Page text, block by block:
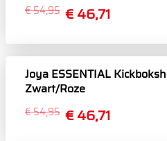
€ 46,71
€ 54,95
Joya ESSENTIAL
Zwart/Roze
€ 46,71
€ 54,95